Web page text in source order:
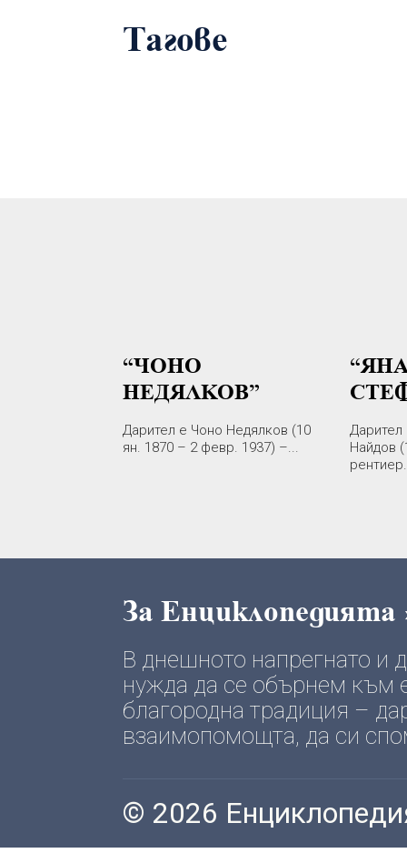
Тагове
“ЧОНО
НЕДЯЛКОВ”
Дарител е Чоно Недялков (10
ян. 1870 – 2 февр. 1937) –...
Найдов
За Енциклопедията
В днешното напрегнато
нужда да се обърнем към
благородна традиция –
взаимопомощта, да си
© 2026